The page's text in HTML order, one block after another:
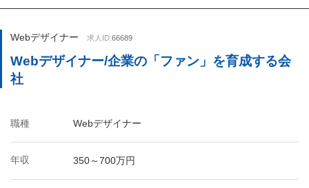
Webデザイナー 求人ID:66689
Webデザイナー/企業の「ファン」を育成する会
社
職種 Webデザイナー
年収 350～700万円